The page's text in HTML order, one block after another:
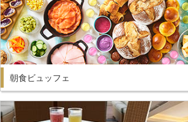
朝食ビュッフェ